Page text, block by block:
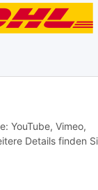
YouTube, Vimeo,
Details finden